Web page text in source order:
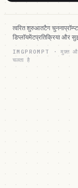
त्वरित शुरुआतटैग चुनना
डिप्लॉयमेंटप्रतिक्रिया और
IMGPROMPT ·मुफ़्त
चलता है